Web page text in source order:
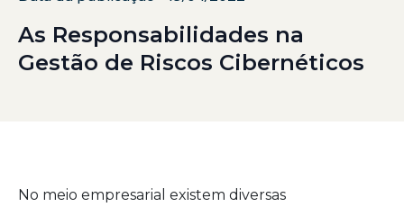
As Responsabilidades na
Gestão de Riscos Cibernéticos
No meio empresarial existem diversas